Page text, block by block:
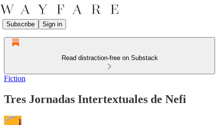
Subscribe Sign in
Read distraction-free on Substack
Fiction
Tres Jornadas Intertextuales de Nefi